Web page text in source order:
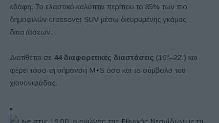
εδάφη. Το ελαστικό καλύπτει περίπου το 85% των πιο
δημοφιλών crossover SUV μέσω διευρυμένης γκάμας
διαστάσεων.
Διατίθεται σε 44 διαφορετικές διαστάσεις (16’’–22’’) και
φέρει τόσο τη σήμανση M+S όσο και το σύμβολο του
χιονονιφάδας.